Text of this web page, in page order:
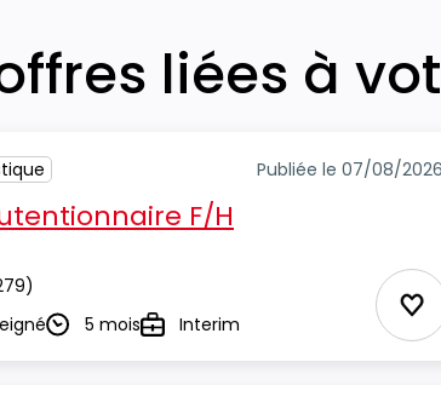
liées à
Publiée le 07/08/2026
F/H
Durée5 moisTypeInterim